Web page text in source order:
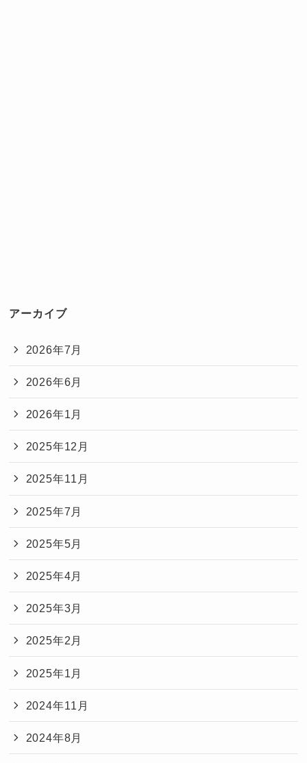
アーカイブ
2026年7月
2026年6月
2026年1月
2025年12月
2025年11月
2025年7月
2025年5月
2025年4月
2025年3月
2025年2月
2025年1月
2024年11月
2024年8月